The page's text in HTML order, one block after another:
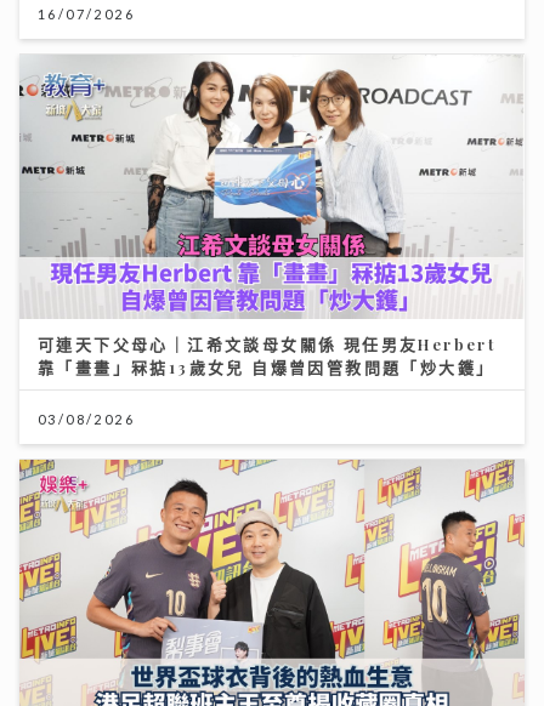
16/07/2026
可連天下父母心｜江希文談母女關係 現任男友Herbert
靠「畫畫」冧掂13歲女兒 自爆曾因管教問題「炒大鑊」
03/08/2026